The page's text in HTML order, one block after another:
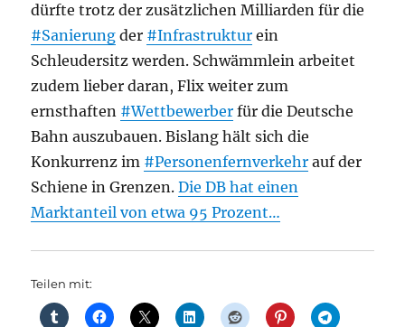
dürfte trotz der zusätzlichen Milliarden für die
#Sanierung der #Infrastruktur ein
Schleudersitz werden. Schwämmlein arbeitet
zudem lieber daran, Flix weiter zum
ernsthaften #Wettbewerber für die Deutsche
Bahn auszubauen. Bislang hält sich die
Konkurrenz im #Personenfernverkehr auf der
Schiene in Grenzen.Die DB hat einen
Marktanteil von etwa 95 Prozent…
Teilen mit: